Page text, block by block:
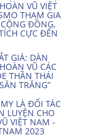
VŨ VIỆT
THAM GIA
ĐỒNG,
CỰC ĐẾN
GIÁ: DÀN
VŨ CÁC
THẦN THÁI
TRĂNG”
LÀ ĐỐI TÁC
LUYỆN CHO
VIỆT NAM -
2023